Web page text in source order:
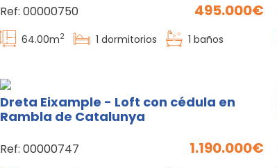
Ref: 00000750 495.000
64.00m2 1 dormitorios 1 baños
Dreta Eixample - Loft con cédula en
Rambla de Catalunya
Ref: 00000747 1.190.000